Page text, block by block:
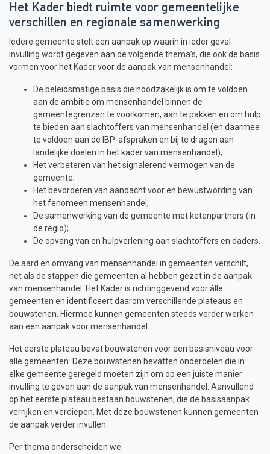
Het Kader biedt ruimte voor gemeentelijke
verschillen en regionale samenwerking
Iedere gemeente stelt een aanpak op waarin in ieder geval
invulling wordt gegeven aan de volgende thema’s, die ook de basis
vormen voor het Kader voor de aanpak van mensenhandel:
De beleidsmatige basis die noodzakelijk is om te voldoen
aan de ambitie om mensenhandel binnen de
gemeentegrenzen te voorkomen, aan te pakken en om hulp
te bieden aan slachtoffers van mensenhandel (en daarmee
te voldoen aan de IBP-afspraken en bij te dragen aan
landelijke doelen in het kader van mensenhandel);
Het verbeteren van het signalerend vermogen van de
gemeente;
Het bevorderen van aandacht voor en bewustwording van
het fenomeen mensenhandel;
De samenwerking van de gemeente met ketenpartners (in
de regio);
De opvang van en hulpverlening aan slachtoffers en daders.
De aard en omvang van mensenhandel in gemeenten verschilt,
net als de stappen die gemeenten al hebben gezet in de aanpak
van mensenhandel. Het Kader is richtinggevend voor álle
gemeenten en identificeert daarom verschillende plateaus en
bouwstenen. Hiermee kunnen gemeenten steeds verder werken
aan een aanpak voor mensenhandel.
Het eerste plateau bevat bouwstenen voor een basisniveau voor
alle gemeenten. Deze bouwstenen bevatten onderdelen die in
elke gemeente geregeld moeten zijn om op een juiste manier
invulling te geven aan de aanpak van mensenhandel. Aanvullend
op het eerste plateau bestaan bouwstenen, die de basisaanpak
verrijken en verdiepen. Met deze bouwstenen kunnen gemeenten
de aanpak verder invullen.
Per thema onderscheiden we: